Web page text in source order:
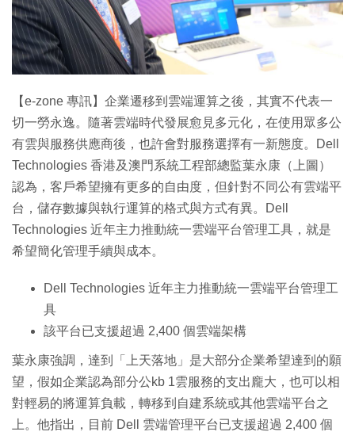
特集
【e-zone 專訊】企業遷移到雲端運算之後，其實不代表一
切一勞永逸。隨著雲端時代發展愈見多元化，在使用眾多公
有雲與服務供應商後，也許會對服務選擇有一新態度。Dell
Technologies 香港及澳門系統工程部總監葉永康（上圖）
認為，客戶希望擁有更多的自由度，但針對不同公有雲端平
台，儲存數據與執行運算的格式與方式有異。Dell
Technologies 近年主力推動統一雲端平台管理工具，就是
希望簡化管理手續與成本。
Dell Technologies 近年主力推動統一雲端平台管理工
具
該平台已支援超過 2,400 個雲端架構
葉永康強調，達到「上天落地」是大部分企業希望達到的願
望，假如企業認為部分公kb 1雲服務的支出龐大，也可以相
對輕易的將運算負載，轉移到自建系統或其他雲端平台之
上。他指出，目前 Dell 雲端管理平台已支援超過 2,400 個